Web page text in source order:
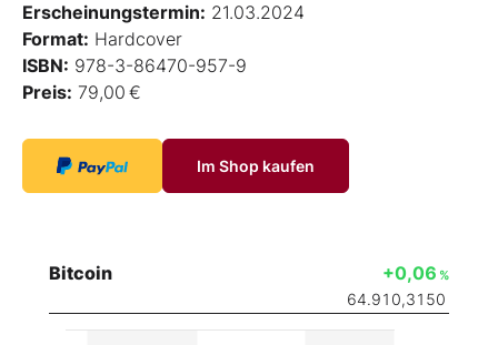
Erscheinungstermin: 21.03.2024
Format: Hardcover
ISBN: 978-3-86470-957-9
Preis: 79,00 €
Im Shop kaufen
Bitcoin +0,06 %
64.910,3150